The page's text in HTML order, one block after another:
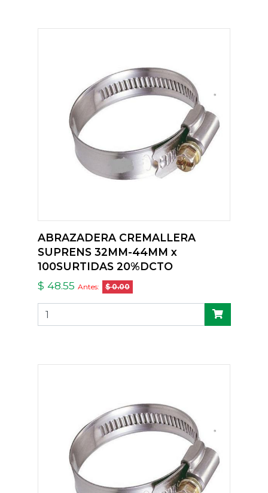
ABRAZADERA CREMALLERA
SUPRENS 32MM-44MM x
100SURTIDAS 20%DCTO
$ 48.55 Antes: $ 0.00